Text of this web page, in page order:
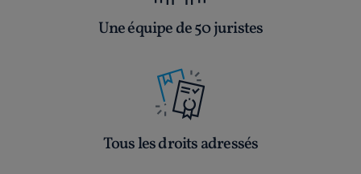
Une équipe de 50 juristes
Tous les droits adressés